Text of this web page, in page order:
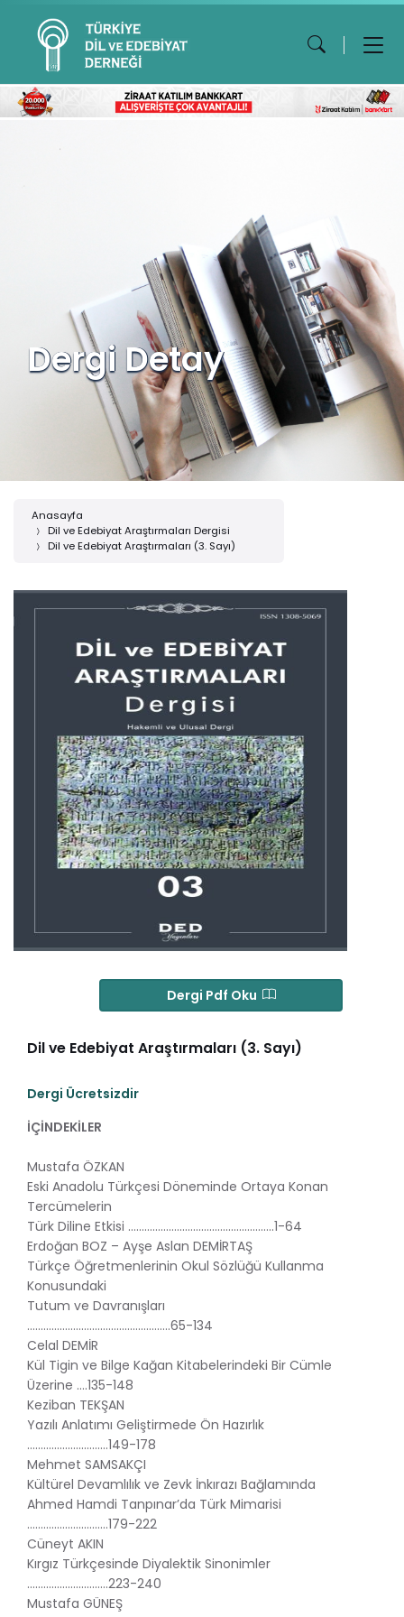
Dergi Detay
Anasayfa
Dil ve Edebiyat Araştırmaları Dergisi
Dil ve Edebiyat Araştırmaları (3. Sayı)
Dergi Pdf Oku
Dil ve Edebiyat Araştırmaları (3. Sayı)
Dergi Ücretsizdir
İÇİNDEKİLER
Mustafa ÖZKAN
Eski Anadolu Türkçesi Döneminde Ortaya Konan
Tercümelerin
Türk Diline Etkisi ……………………………………………...1-64
Erdoğan BOZ – Ayşe Aslan DEMİRTAŞ
Türkçe Öğretmenlerinin Okul Sözlüğü Kullanma
Konusundaki
Tutum ve Davranışları
……………………………………………..65-134
Celal DEMİR
Kül Tigin ve Bilge Kağan Kitabelerindeki Bir Cümle
Üzerine ….135-148
Keziban TEKŞAN
Yazılı Anlatımı Geliştirmede Ön Hazırlık
…………………………149-178
Mehmet SAMSAKÇI
Kültürel Devamlılık ve Zevk İnkırazı Bağlamında
Ahmed Hamdi Tanpınar’da Türk Mimarisi
…………………………179-222
Cüneyt AKIN
Kırgız Türkçesinde Diyalektik Sinonimler
…………………………223-240
Mustafa GÜNEŞ